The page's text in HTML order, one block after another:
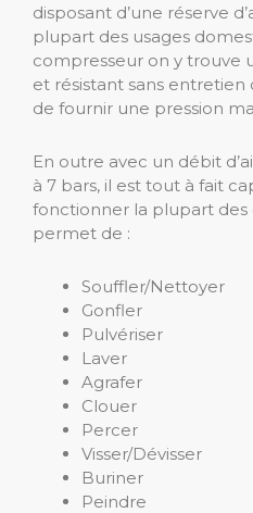
disposant d’une réserve
plupart des usages
compresseur on y trouve
et résistant sans entretien
de fournir une pression
En outre avec un débit
à 7 bars, il est tout à fait
fonctionner la plupart des
permet de :
Souffler/Nettoyer
Gonfler
Pulvériser
Laver
Agrafer
Clouer
Percer
Visser/Dévisser
Buriner
Peindre